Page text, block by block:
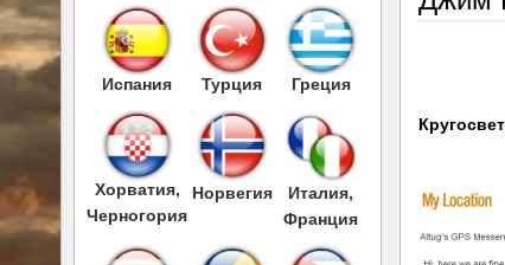
Испания Турция Греция
Хорватия,
Черногория
Норвегия
Италия,
Франция